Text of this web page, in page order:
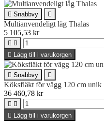
 Snabbvy 
Multianvendeligt låg Thalas
5 105,53 kr
 
 Lägg till i varukorgen
 Snabbvy 
Köksfläkt för vägg 120 cm unik
36 460,78 kr
 
 Lägg till i varukorgen